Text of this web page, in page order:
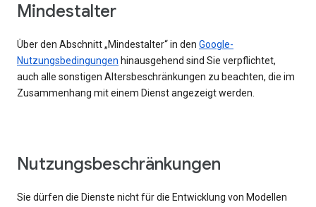
Mindestalter
Über den Abschnitt „Mindestalter“ in den Google-
Nutzungsbedingungen hinausgehend sind Sie verpflichtet,
auch alle sonstigen Altersbeschränkungen zu beachten, die im
Zusammenhang mit einem Dienst angezeigt werden.
Nutzungsbeschränkungen
Sie dürfen die Dienste nicht für die Entwicklung von Modellen